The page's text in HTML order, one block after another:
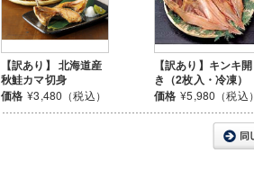
【訳あり】 北海道産
秋鮭カマ切身
価格 ¥3,480（税込）
【訳あり】キンキ開
き（2枚入・冷凍）
価格 ¥5,980（税込）